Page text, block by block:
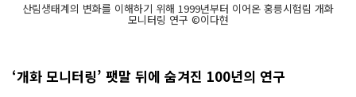
산림생태계의 변화를 이해하기 위해 1999년부터 이어온 홍릉시험림 개화
모니터링 연구 ©이다현
‘개화 모니터링’ 팻말 뒤에 숨겨진 100년의 연구